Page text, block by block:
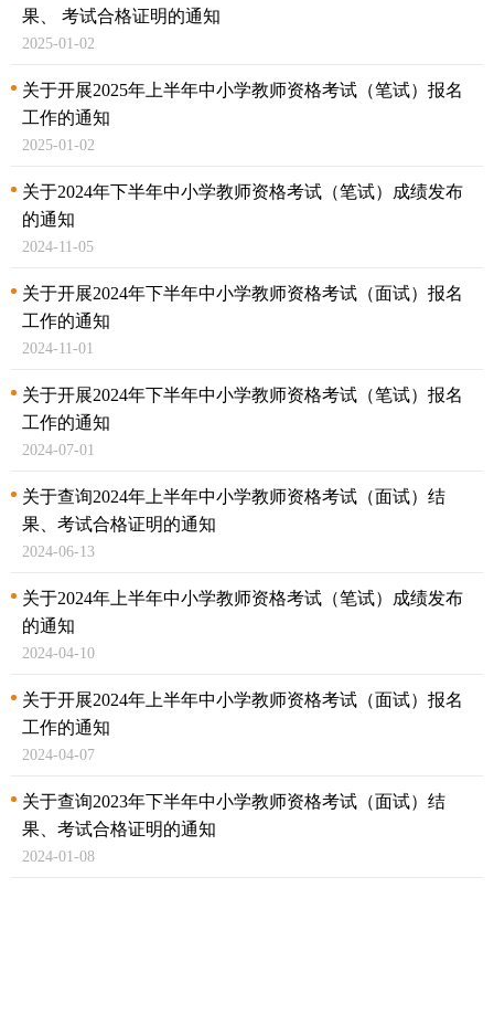
果、 考试合格证明的通知
2025-01-02
关于开展2025年上半年中小学教师资格考试（笔试） 报名
工作的通知
2025-01-02
关于2024年下半年中小学教师资格考试（笔试）
成绩发布
的通知
2024-11-05
关于开展2024年下半年中小学教师资格考试（面试） 报名
工作的通知
2024-11-01
关于开展2024年下半年中小学教师资格考试（笔试） 报名
工作的通知
2024-07-01
关于查询2024年上半年中小学教师资格考试（面试）结
果、 考试合格证明的通知
2024-06-13
关于2024年上半年中小学教师资格考试（笔试）
成绩发布
的通知
2024-04-10
关于开展2024年上半年中小学教师资格考试（面试） 报名
工作的通知
2024-04-07
关于查询2023年下半年中小学教师资格考试（面试） 结
果、考试合格证明的通知
2024-01-08